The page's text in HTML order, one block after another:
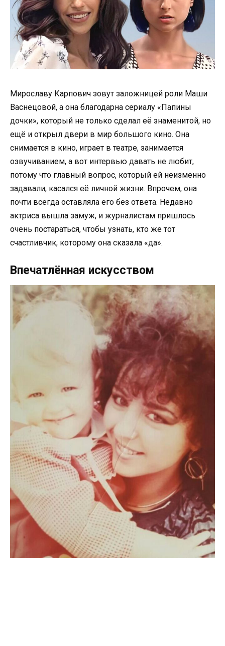
Мирославу Карпович зовут заложницей роли Маши
Васнецовой, а она благодарна сериалу «Папины
дочки», который не только сделал её знаменитой, но
ещё и открыл двери в мир большого кино. Она
снимается в кино, играет в театре, занимается
озвучиванием, а вот интервью давать не любит,
потому что главный вопрос, который ей неизменно
задавали, касался её личной жизни. Впрочем, она
почти всегда оставляла его без ответа. Недавно
актриса вышла замуж, и журналистам пришлось
очень постараться, чтобы узнать, кто же тот
счастливчик, которому она сказала «да».
Впечатлённая искусством